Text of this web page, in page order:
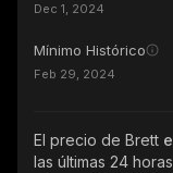
Dec 1, 2024
Mínimo Histórico
Feb 29, 2024
El precio de Brett
las últimas 24